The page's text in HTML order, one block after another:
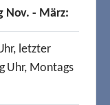
Nov. - März:
letzter
Uhr, Montags